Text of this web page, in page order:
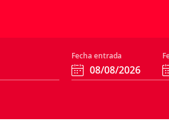
Fecha entrada